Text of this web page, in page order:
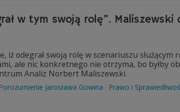
w tym swoją rolę". Maliszewski
iż odegrał swoją rolę w scenariuszu służącym
ale nic konkretnego nie otrzyma, bo byłby
Analiz Norbert Maliszewski.
Porozumienie Jarosława Gowina Prawo i